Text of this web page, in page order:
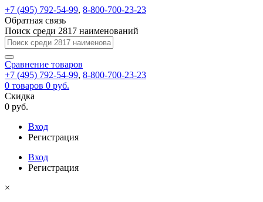
+7 (495) 792-54-99, 8-800-700-23-23
Обратная связь
Поиск среди 2817 наименований
Сравнение товаров
+7 (495) 792-54-99, 8-800-700-23-23
0 товаров 0 руб.
Скидка
0 руб.
Вход
Регистрация
Вход
Регистрация
×